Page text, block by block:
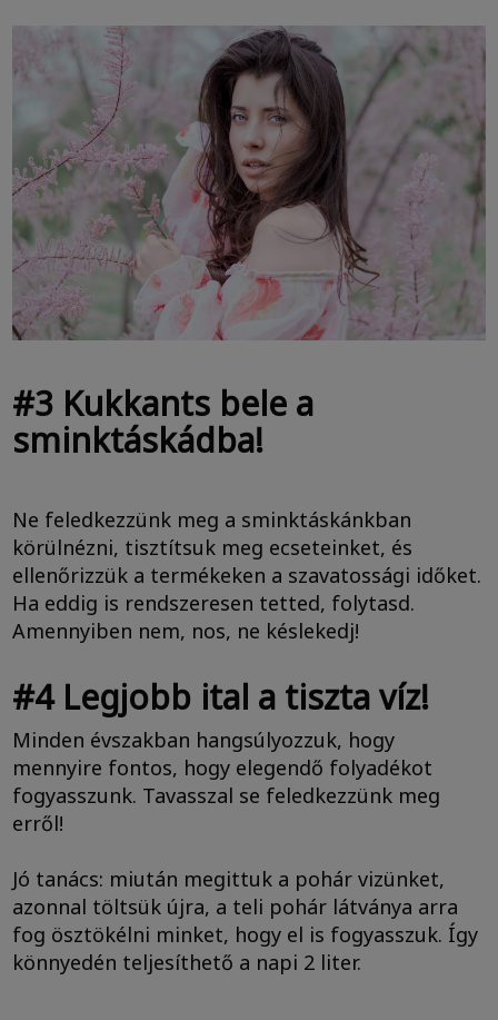
#3 Kukkants bele a
sminktáskádba!
Ne feledkezzünk meg a sminktáskánkban
körülnézni, tisztítsuk meg ecseteinket, és
ellenőrizzük a termékeken a szavatossági időket.
Ha eddig is rendszeresen tetted, folytasd.
Amennyiben nem, nos, ne késlekedj!
#4 Legjobb ital a tiszta víz!
Minden évszakban hangsúlyozzuk, hogy
mennyire fontos, hogy elegendő folyadékot
fogyasszunk. Tavasszal se feledkezzünk meg
erről!
Jó tanács: miután megittuk a pohár vizünket,
azonnal töltsük újra, a teli pohár látványa arra
fog ösztökélni minket, hogy el is fogyasszuk. Így
könnyedén teljesíthető a napi 2 liter.